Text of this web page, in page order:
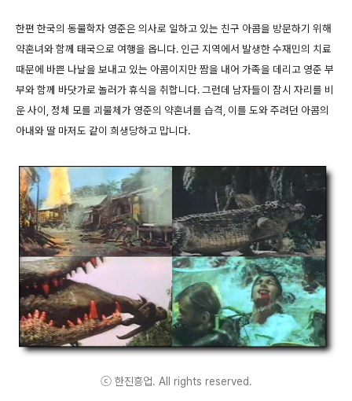
한편 한국의 동물학자 영준은 의사로 일하고 있는 친구 아콤을 방문하기 위해
약혼녀와 함께 태국으로 여행을 옵니다. 인근 지역에서 발생한 수재민의 치료
때문에 바쁜 나날을 보내고 있는 아콤이지만 짬을 내어 가족을 데리고 영준 부
부와 함께 바닷가로 놀러가 휴식을 취합니다. 그런데 남자들이 잠시 자리를 비
운 사이, 정체 모를 괴물체가 영준의 약혼녀를 습격, 이를 도와 주려던 아콤의
아내와 딸 마저도 같이 희생당하고 맙니다.
ⓒ 한진흥업. All rights reserved.